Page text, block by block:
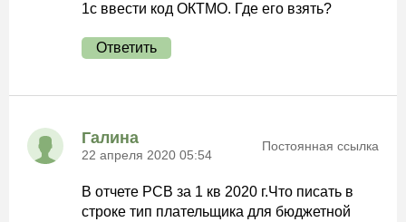
1с ввести код ОКТМО. Где его взять?
Ответить
Галина
22 апреля 2020 05:54
Постоянная ссылка
В отчете РСВ за 1 кв 2020 г.Что писать в
строке тип плательщика для бюджетной